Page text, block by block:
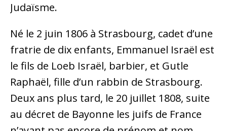
Judaïsme.
Né le 2 juin 1806 à Strasbourg, cadet d’une
fratrie de dix enfants, Emmanuel Israël est
le fils de Loeb Israël, barbier, et Gutle
Raphaël, fille d’un rabbin de Strasbourg.
Deux ans plus tard, le 20 juillet 1808, suite
au décret de Bayonne les juifs de France